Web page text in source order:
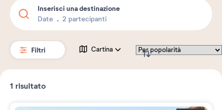
Inserisci una destinazione
Date 2 partecipanti
Filtri Cartina
1 risultato